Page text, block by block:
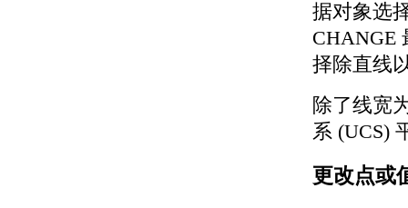
据对象选
CHANGE
择除直线
除了线宽
系 (UCS)
更改点或